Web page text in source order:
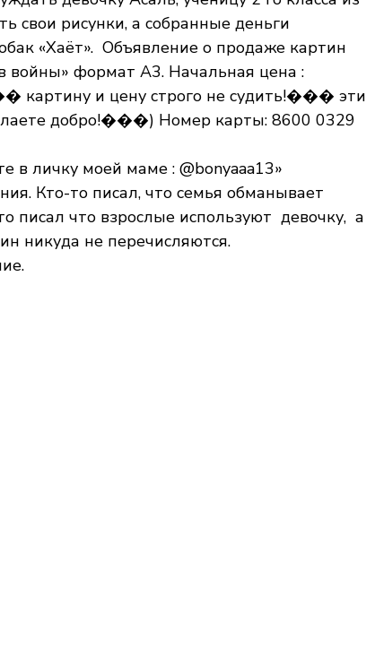
свои рисунки, а собранные деньги
«Хаёт».  Объявление о продаже картин
войны» формат А3. Начальная цена :
и цену строго не судить!��� эти
добро!���) Номер карты: 8600 0329
в личку моей маме : @bonyaaa13»
Кто-то писал, что семья обманывает
писал что взрослые используют  девочку,  а
никуда не перечисляются.